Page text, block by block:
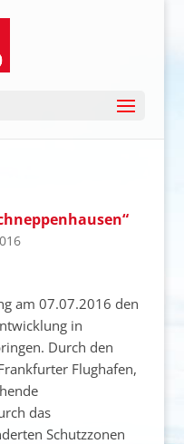
am 07.07.2016 den
in
Durch den
Flughafen,
das
Schutzzonen